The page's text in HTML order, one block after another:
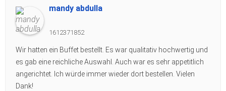
mandy abdulla
1612371852
Wir hatten ein Buffet bestellt. Es war qualitativ hochwertig und
es gab eine reichliche Auswahl. Auch war es sehr appetitlich
angerichtet. Ich würde immer wieder dort bestellen. Vielen
Dank!